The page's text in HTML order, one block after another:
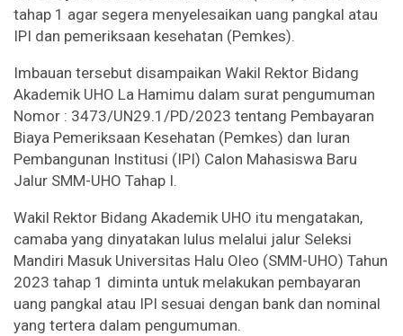
tahap 1 agar segera menyelesaikan uang pangkal atau
IPI dan pemeriksaan kesehatan (Pemkes).
Imbauan tersebut disampaikan Wakil Rektor Bidang
Akademik UHO La Hamimu dalam surat pengumuman
Nomor : 3473/UN29.1/PD/2023 tentang Pembayaran
Biaya Pemeriksaan Kesehatan (Pemkes) dan Iuran
Pembangunan Institusi (IPI) Calon Mahasiswa Baru
Jalur SMM-UHO Tahap I.
Wakil Rektor Bidang Akademik UHO itu mengatakan,
camaba yang dinyatakan lulus melalui jalur Seleksi
Mandiri Masuk Universitas Halu Oleo (SMM-UHO) Tahun
2023 tahap 1 diminta untuk melakukan pembayaran
uang pangkal atau IPI sesuai dengan bank dan nominal
yang tertera dalam pengumuman.